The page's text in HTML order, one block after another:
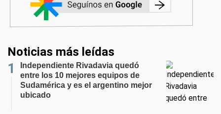
Noticias más leídas
Independiente Rivadavia quedó
entre los 10 mejores equipos de
Sudamérica y es el argentino mejor
ubicado